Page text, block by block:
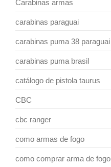
Carabinas armas
carabinas paraguai
carabinas puma 38 paraguai
carabinas puma brasil
catálogo de pistola taurus
CBC
cbc ranger
como armas de fogo
como comprar arma de fogo